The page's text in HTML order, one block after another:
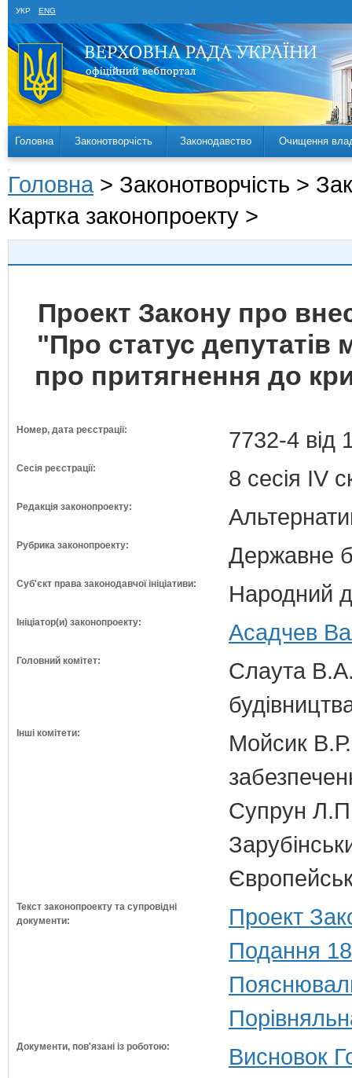
УКР ENG
Головна Законотворчість Законодавство Очищення
Головна > Законотворчість >
Картка законопроекту >
Проект Закону про
"Про статус
про притягнення до
Номер, дата реєстрації: 7732-4 від
Сесія реєстрації: 8 сесія IV
Редакція законопроекту:
Рубрика законопроекту: Державне
Суб'єкт права законодавчої ініціативи: Народний
Ініціатор(и) законопроекту: Асадчев
Головний комітет:
Слаута
Інші комітети:
Мойсик В.Р.
Супрун
Текст законопроекту та супровідні
документи:
Проект
Подання
Документи, пов'язані із роботою: Висновок